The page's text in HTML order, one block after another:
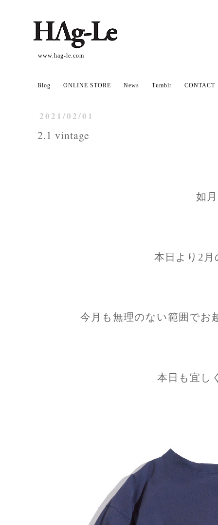
www.hag-le.com
Blog ONLINE STORE News Tumblr CONTACT
2021/02/01
2.1 vintage
如月
本日より2
今月も無理のない範囲でお
本日も宜し